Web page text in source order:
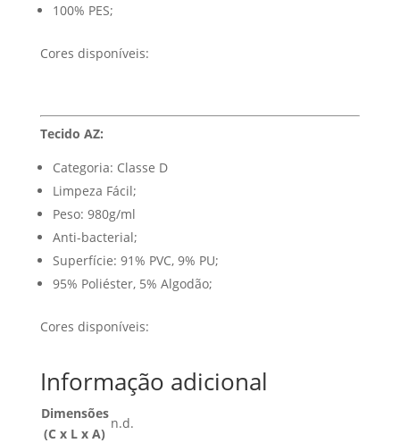
100% PES;
Cores disponíveis:
Tecido AZ:
Categoria: Classe D
Limpeza Fácil;
Peso: 980g/ml
Anti-bacterial;
Superfície: 91% PVC, 9% PU;
95% Poliéster, 5% Algodão;
Cores disponíveis:
Informação adicional
Dimensões
(C x L x A)
n.d.